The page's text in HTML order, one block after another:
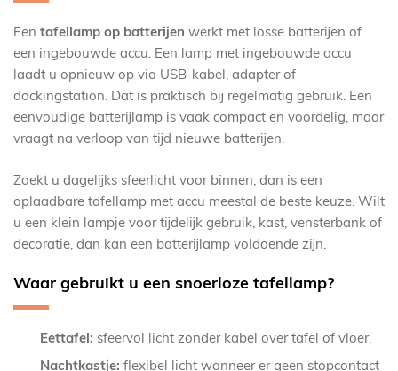
Een tafellamp op batterijen werkt met losse batterijen of
een ingebouwde accu. Een lamp met ingebouwde accu
laadt u opnieuw op via USB-kabel, adapter of
dockingstation. Dat is praktisch bij regelmatig gebruik. Een
eenvoudige batterijlamp is vaak compact en voordelig, maar
vraagt na verloop van tijd nieuwe batterijen.
Zoekt u dagelijks sfeerlicht voor binnen, dan is een
oplaadbare tafellamp met accu meestal de beste keuze. Wilt
u een klein lampje voor tijdelijk gebruik, kast, vensterbank of
decoratie, dan kan een batterijlamp voldoende zijn.
Waar gebruikt u een snoerloze tafellamp?
Eettafel: sfeervol licht zonder kabel over tafel of vloer.
Nachtkastje: flexibel licht wanneer er geen stopcontact